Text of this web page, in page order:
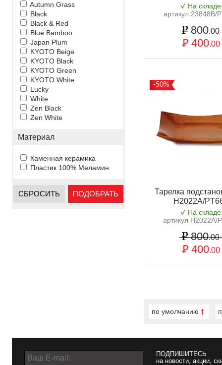
Autumn Grass
Black
Black & Red
Blue Bamboo
Japan Plum
KYOTO Beige
KYOTO Black
KYOTO Green
KYOTO White
Lucky
White
Zen Black
Zen White
Материал
Каменная керамика
Пластик 100% Меламин
СБРОСИТЬ ПОДОБРАТЬ
На складе
артикул 23848B/
800.00
400.00
-50%
Тарелка
H2022A/
На складе
артикул H2022A/
800.00
400.00
по умолчанию
ПОДПИШИТЕСЬ
на новости, акции,